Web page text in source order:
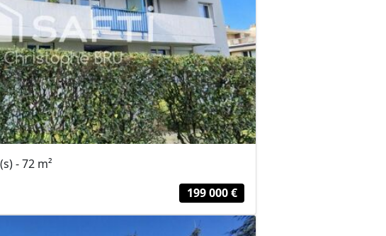
- 72 m²
199 000 €